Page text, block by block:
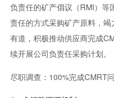
负责任的矿产倡议（RMI）等
责任的方式采购矿产原料，
有道，积极推动供应商完成
续开展公司负责任采购计划。
尽职调查：100%完成CMRT